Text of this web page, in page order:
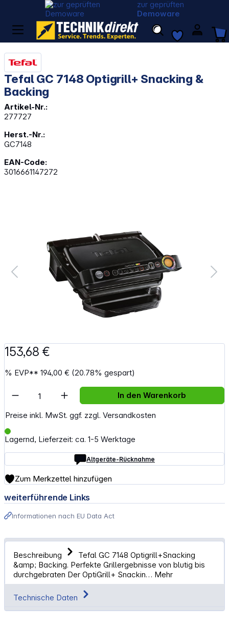
zur geprüften
Demoware
Tefal GC 7148 Optigrill+ Snacking &
Backing
Artikel-Nr.:
277727
Herst.-Nr.:
GC7148
EAN-Code:
3016661147272
153,68 €
% EVP**194,00 € (20.78% gespart)
Preise inkl. MwSt. ggf. zzgl. Versandkosten
Lagernd, Lieferzeit: ca. 1-5 Werktage
Altgeräte-Rücknahme
Artikel Anzahl: Gib den gewünschten
In den Warenkorb
Zum Merkzettel hinzufügen
weiterführende Links
Informationen nach EU Data Act
Beschreibung
Tefal GC 7148 Optigrill+Snacking
&amp; Backing. Perfekte Grillergebnisse von blutig bis
durchgebraten Der OptiGrill+ Snackin… Mehr
Technische Daten